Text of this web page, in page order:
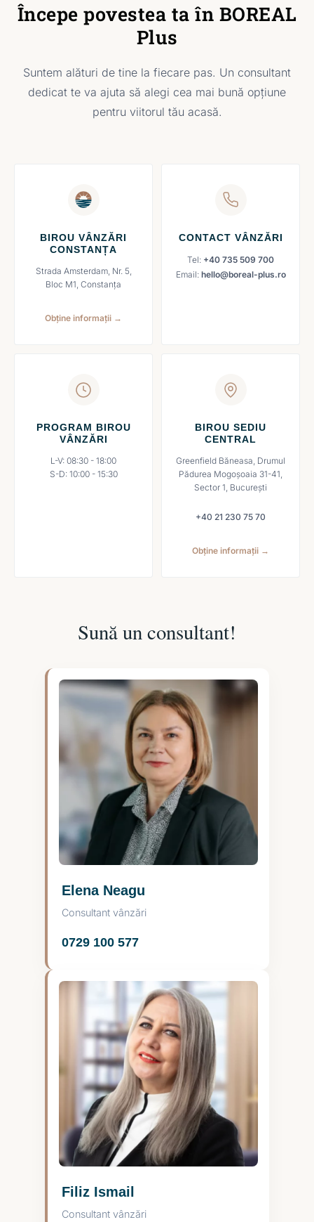
Începe povestea ta în BOREAL
Plus
Suntem alături de tine la fiecare pas. Un consultant
dedicat te va ajuta să alegi cea mai bună opțiune
pentru viitorul tău acasă.
BIROU VÂNZĂRI
CONSTANȚA
Strada Amsterdam, Nr. 5,
Bloc M1, Constanța
Obține informații →
CONTACT VÂNZĂRI
Tel: +40 735 509 700
Email: hello@boreal-plus.ro
PROGRAM BIROU
VÂNZĂRI
L-V: 08:30 - 18:00
S-D: 10:00 - 15:30
BIROU SEDIU
CENTRAL
Greenfield Băneasa, Drumul
Pădurea Mogoșoaia 31-41,
Sector 1, București
+40 21 230 75 70
Obține informații →
Sună un consultant!
Elena Neagu
Consultant vânzări
0729 100 577
Filiz Ismail
Consultant vânzări